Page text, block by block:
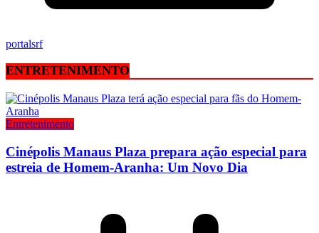
portalsrf
ENTRETENIMENTO
Entretenimento
Cinépolis Manaus Plaza prepara ação especial para
estreia de Homem-Aranha: Um Novo Dia